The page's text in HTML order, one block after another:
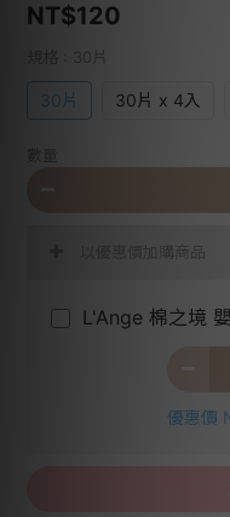
NT$120
: 30片
30片 30片 x 4入
以優惠價加購商品
L'Ange 棉之境
優惠價